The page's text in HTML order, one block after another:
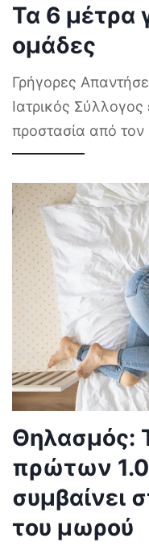
Τα 6 μέτρα
ομάδες
Γρήγορες
Ιατρικός
προστασία από
Θηλασμός:
πρώτων
συμβαίνει
του μωρού